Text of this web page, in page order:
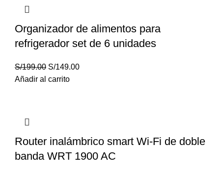
Organizador de alimentos para
refrigerador set de 6 unidades
S/199.00 S/149.00
Añadir al carrito
Router inalámbrico smart Wi-Fi de doble
banda WRT 1900 AC